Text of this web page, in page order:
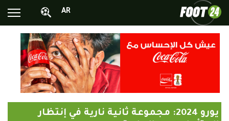
الأخبار الوطنية
الأخبار العالمية
محترفونا بالخارج
ألبومات الصور
AR
يورو 2024: مجموعة ثانية نارية في إنتظار